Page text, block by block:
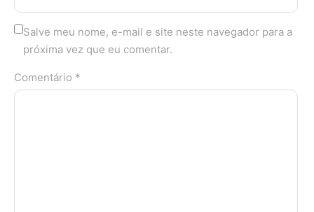
Salve meu nome, e-mail e site neste navegador para a
próxima vez que eu comentar.
Comentário *